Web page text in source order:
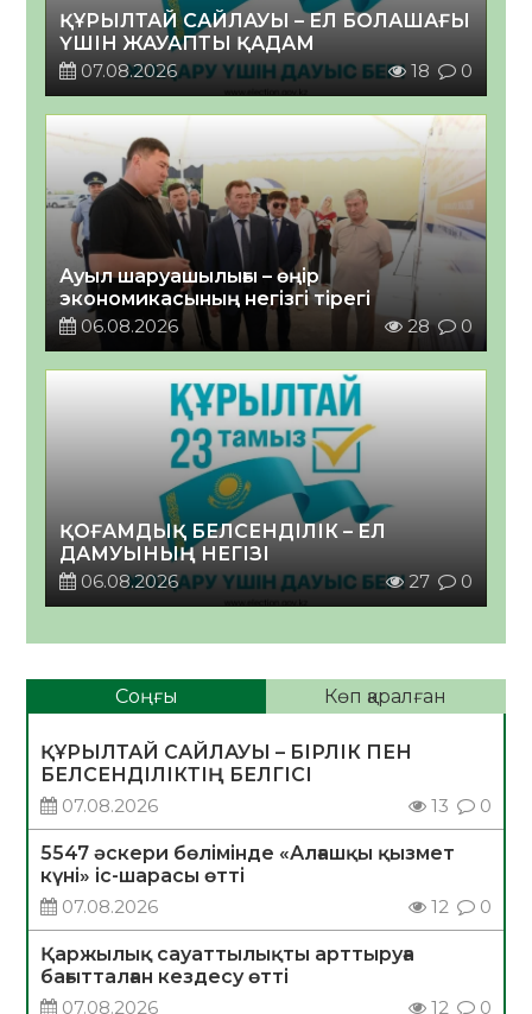
ҚҰРЫЛТАЙ САЙЛАУЫ – ЕЛ БОЛАШАҒЫ
ҮШІН ЖАУАПТЫ ҚАДАМ
07.08.2026
18 0
Ауыл шаруашылығы – өңір
экономикасының негізгі тірегі
06.08.2026
28 0
ҚОҒАМДЫҚ БЕЛСЕНДІЛІК – ЕЛ
ДАМУЫНЫҢ НЕГІЗІ
06.08.2026
27 0
Соңғы Көп қаралған
ҚҰРЫЛТАЙ САЙЛАУЫ – БІРЛІК ПЕН
БЕЛСЕНДІЛІКТІҢ БЕЛГІСІ
07.08.2026
13 0
5547 әскери бөлімінде «Алғашқы қызмет
күні» іс-шарасы өтті
07.08.2026
12 0
Қаржылық сауаттылықты арттыруға
бағытталған кездесу өтті
07.08.2026
12 0